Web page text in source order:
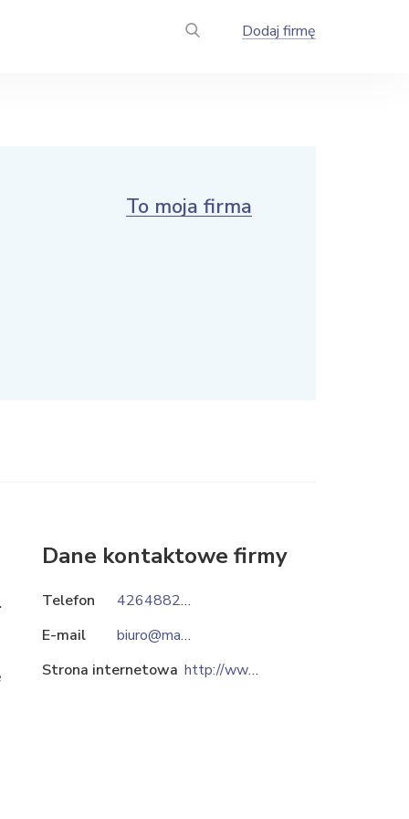
Dodaj firmę
To moja firma
Dane kontaktowe firmy
Telefon
426488257
E-mail
biuro@mars-waldi.pl
Strona internetowa
http://www.mars-waldi.pl